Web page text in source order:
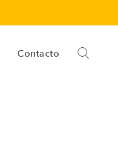
Contacto